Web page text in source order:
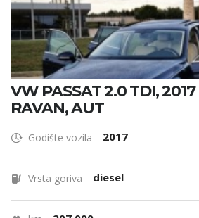
VW PASSAT 2.0 TDI,
RAVAN, AUT
Godište vozila 2017
Vrsta goriva diesel